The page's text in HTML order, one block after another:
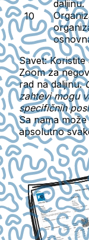
daljinu.
Savet:Koristite
Zoom za
rad na daljinu.
zahtevi mogu
specifičnih
Sa nama
apsolutno